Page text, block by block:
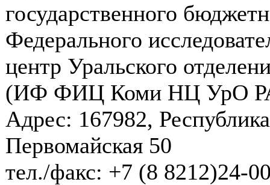
государственного
Федерального
центр Уральского
(ИФ ФИЦ Коми НЦ УрО
Адрес: 167982,
Первомайская 50
тел./факс: +7 (8 8212)24-